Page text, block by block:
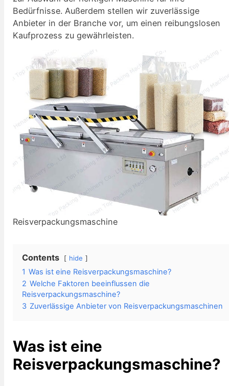
Bedürfnisse. Außerdem stellen wir zuverlässige
Anbieter in der Branche vor, um einen reibungslosen
Kaufprozess zu gewährleisten.
Reisverpackungsmaschine
Contents hide
1 Was ist eine Reisverpackungsmaschine?
2 Welche Faktoren beeinflussen die
Reisverpackungsmaschine?
3 Zuverlässige Anbieter von Reisverpackungsmaschinen
Was ist eine
Reisverpackungsmaschine?